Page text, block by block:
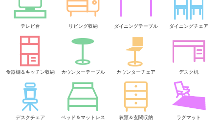
テレビ台 リビング収納 ダイニングテーブル ダイニングチェア
食器棚＆キッチン収納 カウンターテーブル カウンターチェア デスク机
デスクチェア ベッド＆マットレス 衣類＆玄関収納 ラグマット